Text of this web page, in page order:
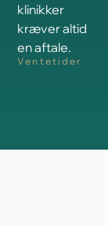
klinikker
kræver altid
en aftale.
Ventetider